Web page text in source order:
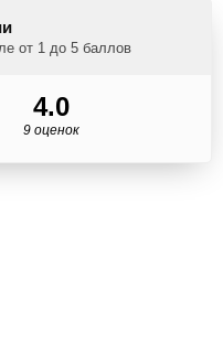
от 1 до 5 баллов
4.0
9 оценок